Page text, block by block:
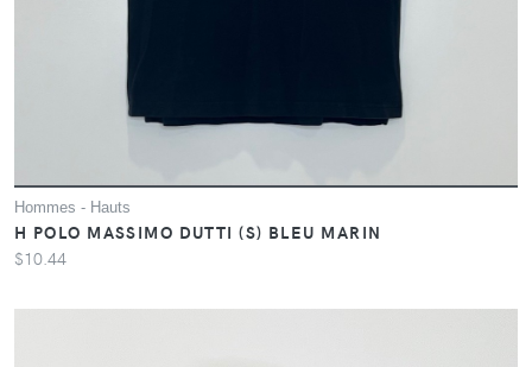
Hommes - Hauts
H POLO MASSIMO DUTTI (S) BLEU MARIN
$10.44